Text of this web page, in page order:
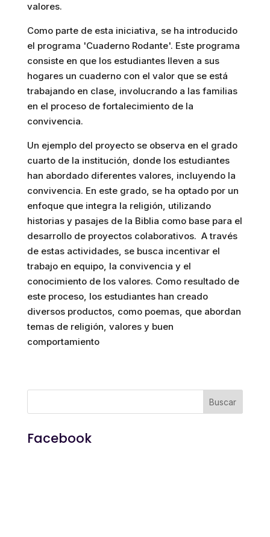
valores.
Como parte de esta iniciativa, se ha introducido
el programa 'Cuaderno Rodante'. Este programa
consiste en que los estudiantes lleven a sus
hogares un cuaderno con el valor que se está
trabajando en clase, involucrando a las familias
en el proceso de fortalecimiento de la
convivencia.
Un ejemplo del proyecto se observa en el grado
cuarto de la institución, donde los estudiantes
han abordado diferentes valores, incluyendo la
convivencia. En este grado, se ha optado por un
enfoque que integra la religión, utilizando
historias y pasajes de la Biblia como base para el
desarrollo de proyectos colaborativos. A través
de estas actividades, se busca incentivar el
trabajo en equipo, la convivencia y el
conocimiento de los valores. Como resultado de
este proceso, los estudiantes han creado
diversos productos, como poemas, que abordan
temas de religión, valores y buen
comportamiento
Facebook